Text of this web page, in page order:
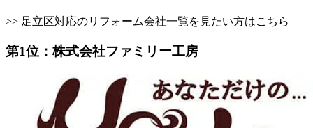
>> 足立区対応のリフォーム会社一覧を見たい方はこちら
第1位：株式会社ファミリー工房